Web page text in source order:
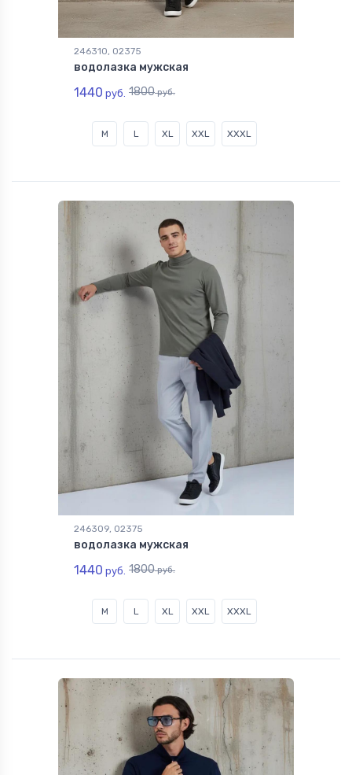
246310, 02375
водолазка мужская
1440 руб. 1800руб.
M L XL XXL XXXL
246309, 02375
водолазка мужская
1440 руб. 1800руб.
M L XL XXL XXXL